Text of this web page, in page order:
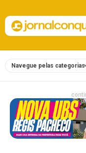
Navegue pelas categorias